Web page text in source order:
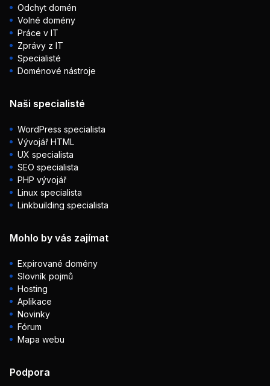
Odchyt domén
Volné domény
Práce v IT
Zprávy z IT
Specialisté
Doménové nástroje
Naši specialisté
WordPress specialista
Vývojář HTML
UX specialista
SEO specialista
PHP vývojář
Linux specialista
Linkbuilding specialista
Mohlo by vás zajímat
Expirované domény
Slovník pojmů
Hosting
Aplikace
Novinky
Fórum
Mapa webu
Podpora